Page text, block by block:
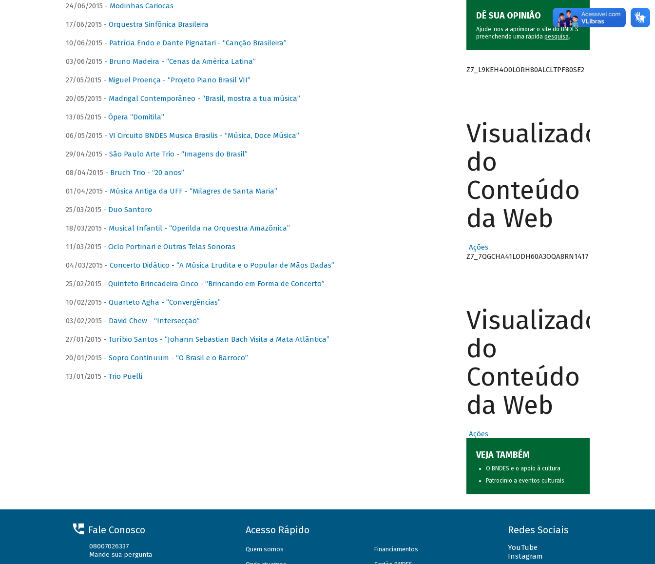
24/06/2015 - Modinhas Cariocas
17/06/2015 - Orquestra Sinfônica Brasileira
10/06/2015 - Patrícia Endo e Dante Pignatari - “Canção Brasileira”
03/06/2015 - Bruno Madeira - “Cenas da América Latina”
27/05/2015 - Miguel Proença - “Projeto Piano Brasil VII”
20/05/2015 - Madrigal Contemporâneo - “Brasil, mostra a tua música”
13/05/2015 - Ópera “Domitila”
06/05/2015 - VI Circuito BNDES Musica Brasilis - “Música, Doce Música”
29/04/2015 - São Paulo Arte Trio - “Imagens do Brasil”
08/04/2015 - Bruch Trio - “20 anos”
01/04/2015 - Música Antiga da UFF - “Milagres de Santa Maria”
25/03/2015 - Duo Santoro
18/03/2015 - Musical Infantil - “Operilda na Orquestra Amazônica”
11/03/2015 - Ciclo Portinari e Outras Telas Sonoras
04/03/2015 - Concerto Didático - “A Música Erudita e o Popular de Mãos Dadas”
25/02/2015 - Quinteto Brincadeira Cinco - “Brincando em Forma de Concerto”
10/02/2015 - Quarteto Agha - “Convergências”
03/02/2015 - David Chew - “Intersecção”
27/01/2015 - Turíbio Santos - “Johann Sebastian Bach Visita a Mata Atlântica”
20/01/2015 - Sopro Continuum - “O Brasil e o Barroco”
13/01/2015 - Trio Puelli
DÊ SUA OPINIÃO
Ajude-nos a aprimorar o site do BNDES
preenchendo uma rápida pesquisa.
Z7_L9KEH4O0LORH80ALCLTPF80SE2
Visualizador
do
Conteúdo
da Web
Ações
Z7_7QGCHA41LODH60A3OQA8RN1417
Visualizador
do
Conteúdo
da Web
Ações
VEJA TAMBÉM
O BNDES e o apoio à cultura
Patrocínio a eventos culturais
Fale Conosco
08007026337
Mande sua pergunta
Acesso Rápido
Quem somos Financiamentos
Redes Sociais
YouTube
Instagram